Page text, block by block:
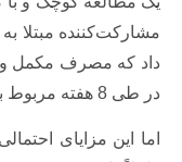
مشارکت‌کننده مبتلا
در طی 8 هفته مربوط بود.
اما این مزایای